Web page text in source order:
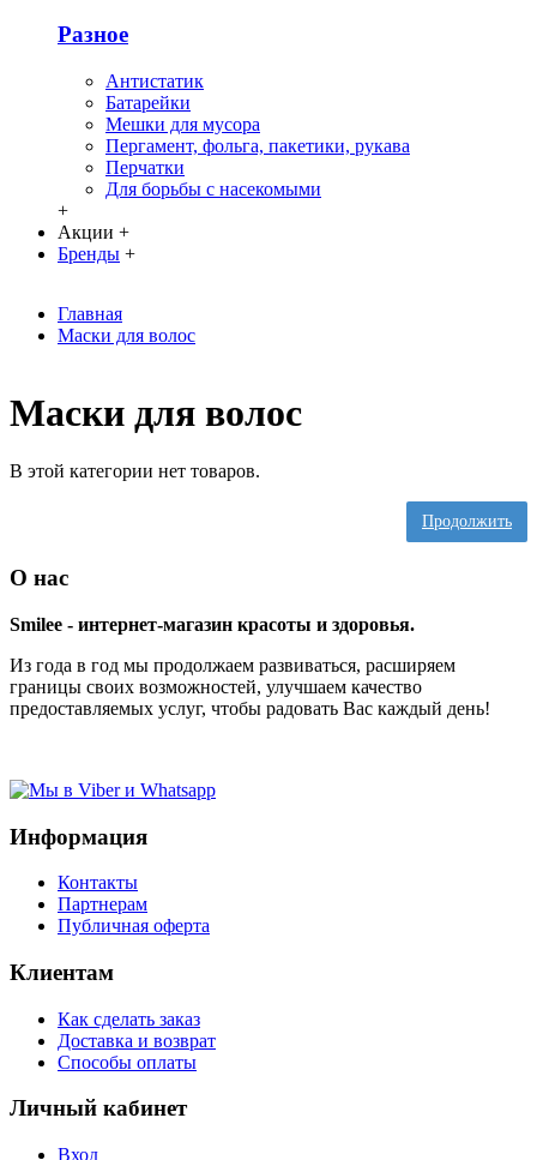
Разное
Антистатик
Батарейки
Мешки для мусора
Пергамент, фольга, пакетики, рукава
Перчатки
Для борьбы с насекомыми
+
Акции +
Бренды +
Главная
Маски для волос
Маски для волос
В этой категории нет товаров.
Продолжить
О нас
Smilee - интернет-магазин красоты и здоровья.
Из года в год мы продолжаем развиваться, расширяем
границы своих возможностей, улучшаем качество
предоставляемых услуг, чтобы радовать Вас каждый день!
Информация
Контакты
Партнерам
Публичная оферта
Клиентам
Как сделать заказ
Доставка и возврат
Способы оплаты
Личный кабинет
Вход